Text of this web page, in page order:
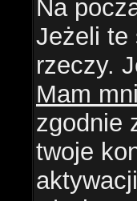
Na
Jeżeli te
rzeczy.
Mam
zgodnie
twoje